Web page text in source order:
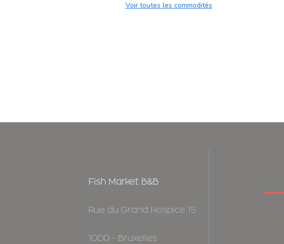
Voir toutes les commodités
Fish Market B&B
Rue du Grand Hospice 15
1000 - Bruxelles